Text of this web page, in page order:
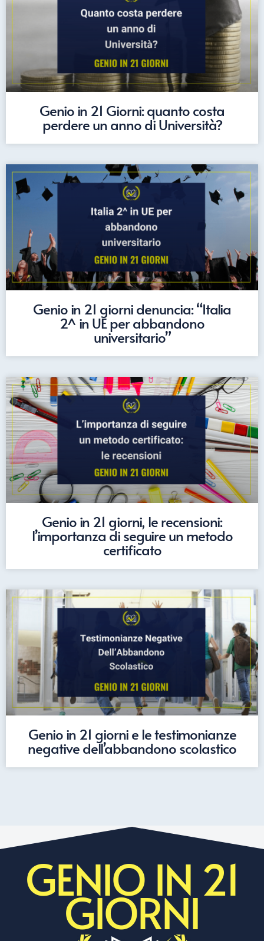
Genio in 21 Giorni: quanto costa
perdere un anno di Università?
Genio in 21 giorni denuncia: “Italia
2^ in UE per abbandono
universitario”
Genio in 21 giorni, le recensioni:
l’importanza di seguire un metodo
certificato
Genio in 21 giorni e le testimonianze
negative dell’abbandono scolastico
GENIO IN 21
GIORNI